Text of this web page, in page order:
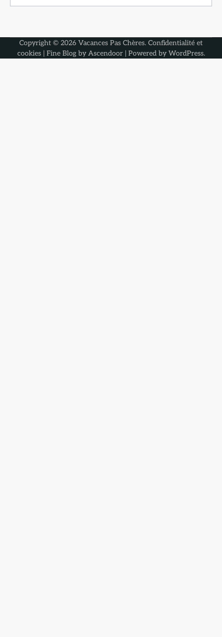
Copyright © 2026 Vacances Pas Chères. Confidentialité et
cookies| Fine Blog by Ascendoor| Powered by WordPress.